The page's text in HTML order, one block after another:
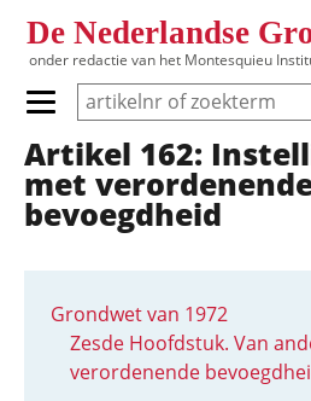
De Nederlandse
onder redactie van het Montesquieu
Primair menu tonen/verbergen
Hoofdnavigatie
Artikel 162:
met
bevoegdheid
Grondwet van 1972
Zesde Hoofdstuk. Van
verordenende